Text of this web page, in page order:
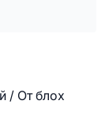
/ От блох